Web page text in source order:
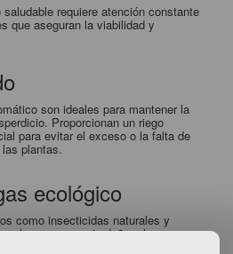
requiere atención constante
que aseguran la viabilidad y
son ideales para mantener la
Proporcionan un riego
para evitar el exceso o la falta de
plantas.
ecológico
como insecticidas naturales y
plagas a raya sin dañar el